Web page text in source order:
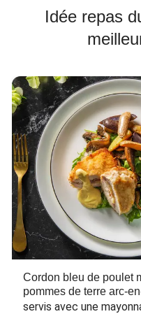
Idée repas
Cordon bleu de poulet
pommes de terre arc-
servis avec une